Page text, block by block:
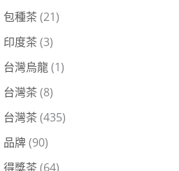
包種茶 (21)
印度茶 (3)
台灣烏龍(1)
台灣茶 (8)
台灣茶 (435)
品牌(90)
得獎茶 (64)